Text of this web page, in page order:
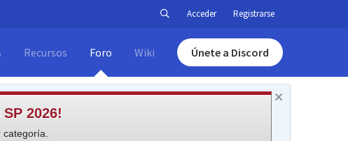
Acceder Registrarse
Recursos Foro Wiki Únete a Discord
SP 2026!